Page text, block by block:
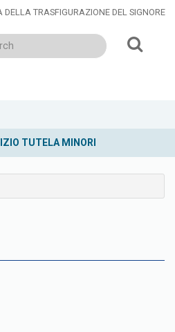
DELLA TRASFIGURAZIONE DEL SIGNORE
TUTELA MINORI